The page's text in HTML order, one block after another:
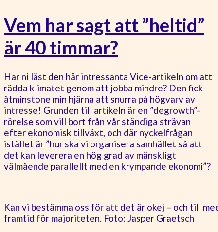
Vem har sagt att ”heltid”
är 40 timmar?
Har ni läst den här intressanta Vice-artikeln om att
rädda klimatet genom att jobba mindre? Den fick
åtminstone min hjärna att snurra på högvarv av
intresse! Grunden till artikeln är en ”degrowth”-
rörelse som vill bort från vår ständiga strävan
efter ekonomisk tillväxt, och där nyckelfrågan
istället är ”hur ska vi organisera samhället så att
det kan leverera en hög grad av mänskligt
välmående parallellt med en krympande ekonomi”?
Kan vi bestämma oss för att det är okej – och till
framtid för majoriteten. Foto: Jasper Graetsch